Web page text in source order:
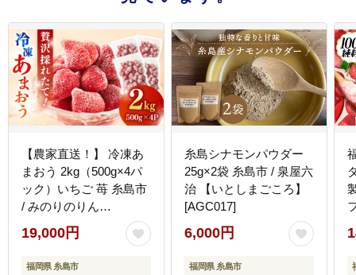
【農家直送！】 冷凍あ
まおう 2kg（500g×4パ
ック）いちご 苺 糸島市
/ みのりのりん
[ABD007]
19,000円
福岡県 糸島市
糸島シナモンパウダー
25g×2袋 糸島市 / 泉屋六
治 【いとしまごころ】
[AGC017]
6,000円
福岡県 糸島市